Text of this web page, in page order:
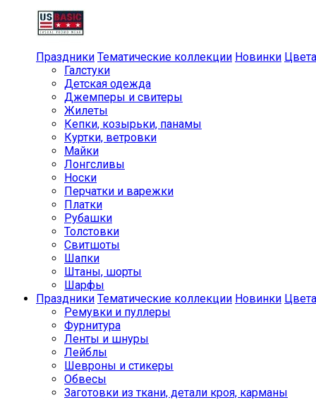
Праздники Тематические коллекции Новинки Цвета
Галстуки
Детская одежда
Джемперы и свитеры
Жилеты
Кепки, козырьки, панамы
Куртки, ветровки
Майки
Лонгсливы
Носки
Перчатки и варежки
Платки
Рубашки
Толстовки
Свитшоты
Шапки
Штаны, шорты
Шарфы
Праздники Тематические коллекции Новинки Цвета
Ремувки и пуллеры
Фурнитура
Ленты и шнуры
Лейблы
Шевроны и стикеры
Обвесы
Заготовки из ткани, детали кроя, карманы